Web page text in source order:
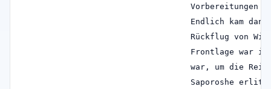
Vorbereitungen
Endlich kam
Rückflug von
Frontlage war
war, um die
Saporoshe